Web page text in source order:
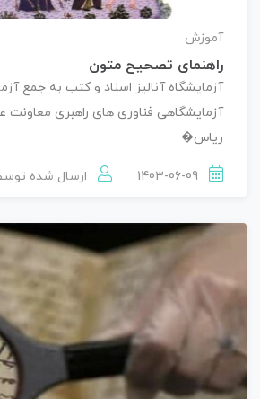
آموزش
راهنمای تصحیح متون
آزمایشگاه آنالیز اسناد و کتب به جمع
آزمایشگاهی فناوری های راهبری معاونت
ریاس�
ارسال شده